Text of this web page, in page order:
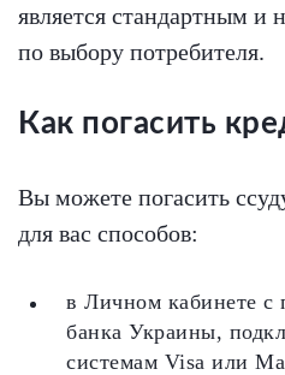
является стандартным и
по выбору потребителя.
Как погасить
Вы можете погасить
для вас способов:
в Личном кабинете
банка Украины,
системам Visa или